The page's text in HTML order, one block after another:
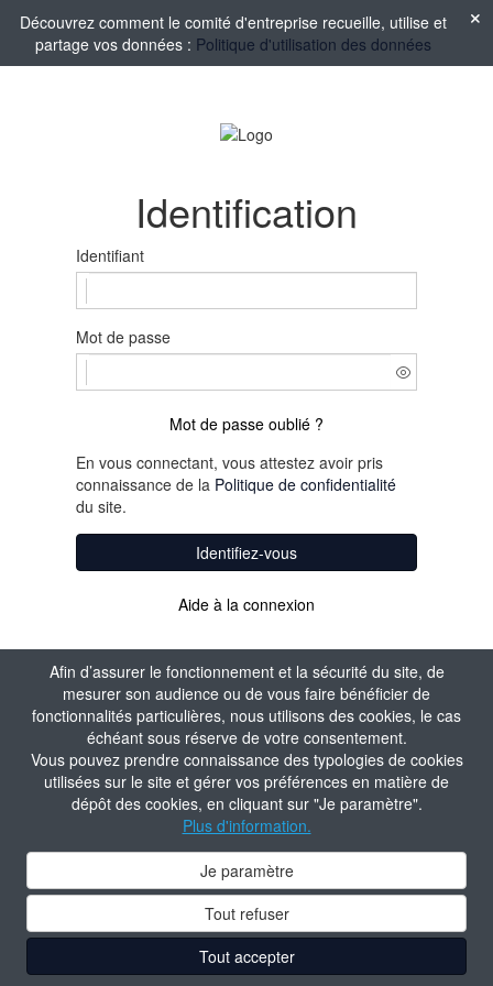
Afin d’assurer le fonctionnement et la sécurité du site, de
mesurer son audience ou de vous faire bénéficier de
fonctionnalités particulières, nous utilisons des cookies, le cas
échéant sous réserve de votre consentement.
Vous pouvez prendre connaissance des typologies de cookies
utilisées sur le site et gérer vos préférences en matière de
dépôt des cookies, en cliquant sur "Je paramètre".
Plus d'information.
Je paramètre
Tout refuser
Tout accepter
Découvrez comment le comité d'entreprise recueille, utilise et
partage vos données : Politique d'utilisation des données
Identification
Identifiant
Mot de passe
Mot de passe oublié ?
En vous connectant, vous attestez avoir pris
connaissance de la Politique de confidentialité
du site.
Identifiez-vous
Aide à la connexion